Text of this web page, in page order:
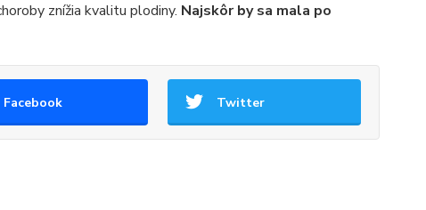
znížia kvalitu plodiny. Najskôr by sa mala po
Facebook Twitter